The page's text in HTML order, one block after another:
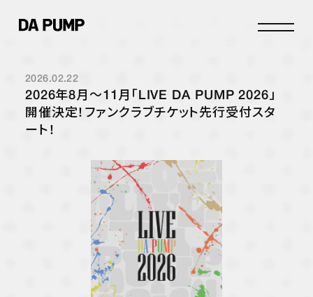
INFO
SCHEDULE
STORE
DISCOGRAPHY
LOGIN
DPC INFO
DPC PHOTOLOG
2026.02.22
2026年8月〜11月「LIVE DA PUMP 2026」
開催決定！ファンクラブチケット先行受付スタ
ート！